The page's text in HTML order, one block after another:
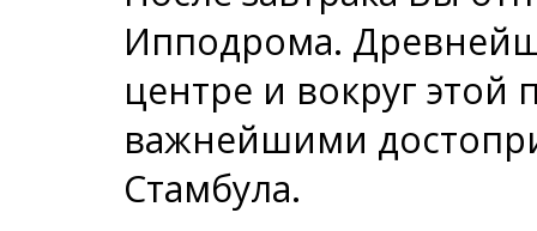
Ипподрома.
центре и вокруг
важнейшими
Стамбула.